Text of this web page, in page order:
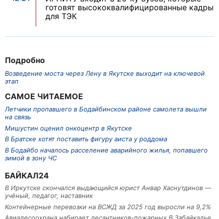
Подробно
Возведение моста через Лену в Якутске выходит на ключевой
этап
САМОЕ ЧИТАЕМОЕ
Летчики пропавшего в Бодайбинском районе самолета вышли
на связь
Мишустин оценил онкоцентр в Якутске
В Братске хотят поставить фигуру аиста у роддома
В Бодайбо началось расселение аварийного жилья, попавшего
зимой в зону ЧС
БАЙКАЛ24
В Иркутске скончался выдающийся юрист Анвар Хаснутдинов —
учёный, педагог, наставник
Контейнерные перевозки на ВСЖД за 2025 год выросли на 9,2%
готовят высококвалифицированные кадры
для ТЭК